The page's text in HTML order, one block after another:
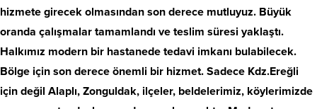
hizmete girecek olmasından son derece mutluyuz. Büyük
oranda çalışmalar tamamlandı ve teslim süresi yaklaştı.
Halkımız modern bir hastanede tedavi imkanı bulabilecek.
Bölge için son derece önemli bir hizmet. Sadece Kdz.Ereğli
için değil Alaplı, Zonguldak, ilçeler, beldelerimiz, köylerimizde